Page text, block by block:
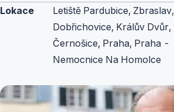
Lokace
Letiště Pardubice, Zbraslav,
Dobřichovice, Králův Dvůr,
Černošice, Praha, Praha -
Nemocnice Na Homolce